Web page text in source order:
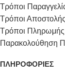
Τρόποι
Τρόποι Αποστολής
Τρόποι Πληρωμής
Παρακολούθηση
ΠΛΗΡΟΦΟΡΙΕΣ